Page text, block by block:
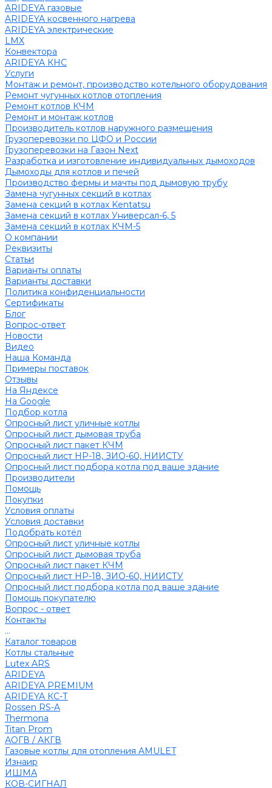
ARIDEYA газовые
ARIDEYA косвенного нагрева
ARIDEYA электрические
LMX
Конвектора
ARIDEYA КНС
Услуги
Монтаж и ремонт, производство котельного оборудования
Ремонт чугунных котлов отопления
Ремонт котлов КЧМ
Ремонт и монтаж котлов
Производитель котлов наружного размещения
Грузоперевозки по ЦФО и России
Грузоперевозки на Газон Next
Разработка и изготовление индивидуальных дымоходов
Дымоходы для котлов и печей
Производство фермы и мачты под дымовую трубу
Замена чугунных секций в котлах
Замена секций в котлах Kentatsu
Замена секций в котлах Универсал-6, 5
Замена секций в котлах КЧМ-5
О компании
Реквизиты
Статьи
Варианты оплаты
Варианты доставки
Политика конфиденциальности
Сертификаты
Блог
Вопрос-ответ
Новости
Видео
Наша Команда
Примеры поставок
Отзывы
На Яндексе
На Google
Подбор котла
Опросный лист уличные котлы
Опросный лист дымовая труба
Опросный лист пакет КЧМ
Опросный лист НР-18, ЗИО-60, НИИСТУ
Опросный лист подбора котла под ваше здание
Производители
Помощь
Покупки
Условия оплаты
Условия доставки
Подобрать котёл
Опросный лист уличные котлы
Опросный лист дымовая труба
Опросный лист пакет КЧМ
Опросный лист НР-18, ЗИО-60, НИИСТУ
Опросный лист подбора котла под ваше здание
Помощь покупателю
Вопрос - ответ
Контакты
...
Каталог товаров
Котлы стальные
Lutex ARS
ARIDEYA
ARIDEYA PREMIUM
ARIDEYA КС-Т
Rossen RS-A
Thermona
Titan Prom
АОГВ / АКГВ
Газовые котлы для отопления AMULET
Изнаир
ИШМА
КОВ-СИГНАЛ